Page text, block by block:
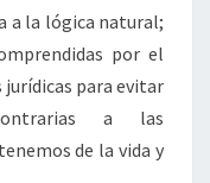
a la lógica natural;
por el
para evitar
a las
de la vida y